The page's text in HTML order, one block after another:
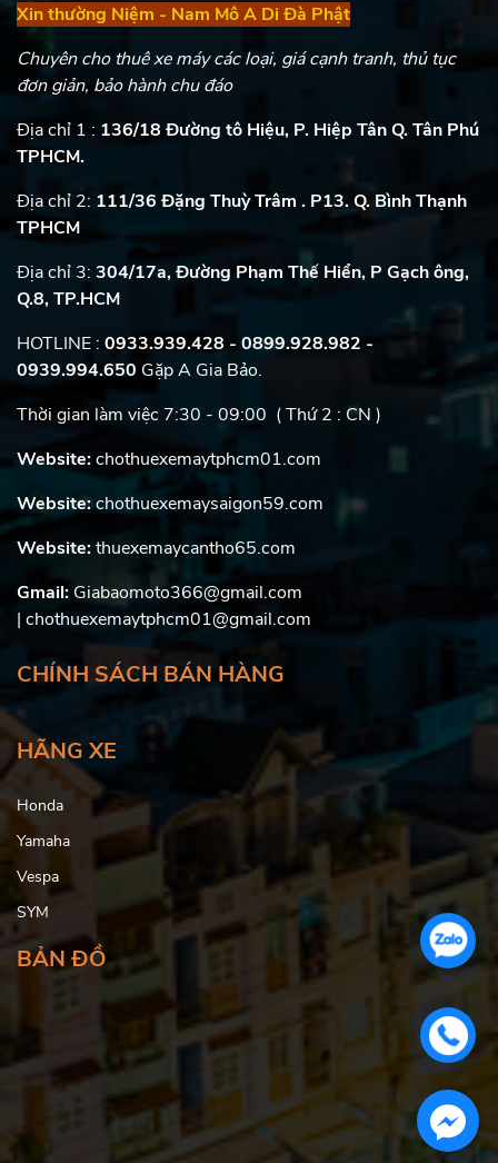
Xin thường Niệm - Nam Mô A Di Đà Phật
Chuyên cho thuê xe máy các loại, giá cạnh tranh, thủ tục
đơn giản, bảo hành chu đáo
Địa chỉ 1 : 136/18 Đường tô Hiệu, P. Hiệp Tân Q. Tân Phú
TPHCM.
Địa chỉ 2: 111/36 Đặng Thuỳ Trâm . P13. Q. Bình Thạnh
TPHCM
Địa chỉ 3: 304/17a, Đường Phạm Thế Hiển, P Gạch ông,
Q.8, TP.HCM
HOTLINE : 0933.939.428 - 0899.928.982 -
0939.994.650 Gặp A Gia Bảo.
Thời gian làm việc 7:30 - 09:00 ( Thứ 2 : CN )
Website:chothuexemaytphcm01.com
Website:chothuexemaysaigon59.com
Website:thuexemaycantho65.com
Gmail: Giabaomoto366@gmail.com
| chothuexemaytphcm01@gmail.com
CHÍNH SÁCH BÁN HÀNG
HÃNG XE
Honda
Yamaha
Vespa
SYM
BẢN ĐỒ